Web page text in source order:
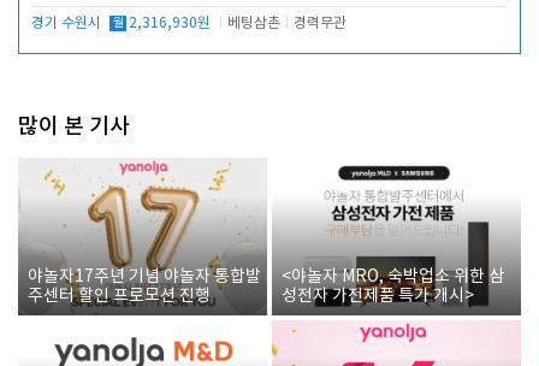
경기 수원시 월 2,316,930원 베팅삼촌 경력무관
많이 본 기사
야놀자17주년 기념 야놀자 통합발
주센터 할인 프로모션 진행
<야놀자 MRO, 숙박업소 위한 삼
성전자 가전제품 특가 개시>